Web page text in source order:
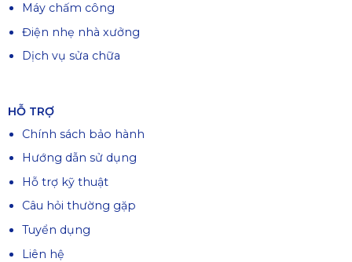
Máy chấm công
Điện nhẹ nhà xưởng
Dịch vụ sửa chữa
HỖ TRỢ
Chính sách bảo hành
Hướng dẫn sử dụng
Hỗ trợ kỹ thuật
Câu hỏi thường gặp
Tuyển dụng
Liên hệ